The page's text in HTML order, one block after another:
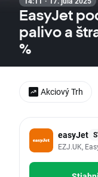
EasyJet
palivo a
%
easyJet
EZJ.UK,
Akciový Trh